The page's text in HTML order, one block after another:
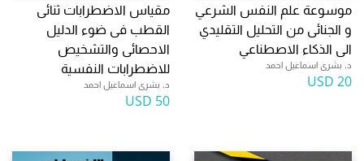
موسوعة علم النفس الشرعي
و الجنائى من التحليل التقليدي
الى الذكاء الاصطناعي
د. بشرى اسماعيل احمد
20 USD
مقياس الاضطرابات ثنائى
القطب فى ضوء الدليل
الاحصائى والتشخيص
للاضطرابات النفسية
د. بشرى اسماعيل احمد
50 USD